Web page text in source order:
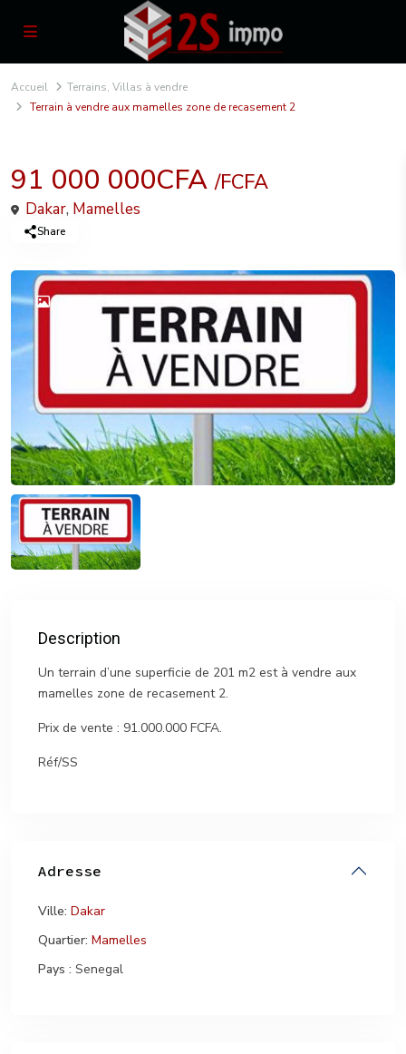
Accueil Terrains, Villas à vendre
Terrain à vendre aux mamelles zone de recasement 2
91 000 000CFA/FCFA
Dakar, Mamelles
Share
Description
Un terrain d’une superficie de 201 m2 est à vendre aux
mamelles zone de recasement 2.
Prix de vente : 91.000.000 FCFA.
Réf/SS
Adresse
Ville: Dakar
Quartier: Mamelles
Pays : Senegal